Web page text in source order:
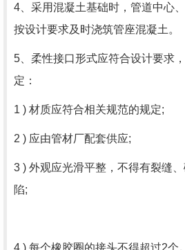
4、采用混凝土基础时，管道中心
按设计要求及时浇筑管座混凝土。
5、柔性接口形式应符合设计要求
定：
1 ) 材质应符合相关规范的规定;
2 ) 应由管材厂配套供应;
3 ) 外观应光滑平整，不得有裂缝
陷;
4 ) 每个橡胶圈的接头不得超过2个。